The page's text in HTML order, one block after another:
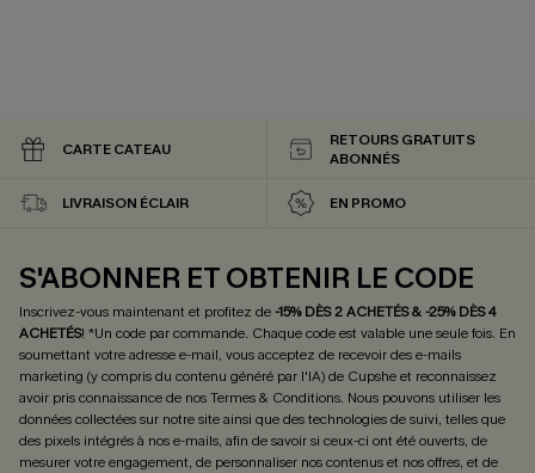
CARTE CATEAU
RETOURS GRATUITS
ABONNÉS
LIVRAISON ÉCLAIR EN PROMO
S'ABONNER ET OBTENIR LE CODE
Inscrivez-vous maintenant et profitez de-15% DÈS 2 ACHETÉS & -25% DÈS 4
ACHETÉS! *Un code par commande. Chaque code est valable une seule fois. En
soumettant votre adresse e-mail, vous acceptez de recevoir des e-mails
marketing (y compris du contenu généré par l'IA) de Cupshe et reconnaissez
avoir pris connaissance de nosTermes & Conditions. Nous pouvons utiliser les
données collectées sur notre site ainsi que des technologies de suivi, telles que
des pixels intégrés à nos e-mails, afin de savoir si ceux-ci ont été ouverts, de
mesurer votre engagement, de personnaliser nos contenus et nos offres, et de